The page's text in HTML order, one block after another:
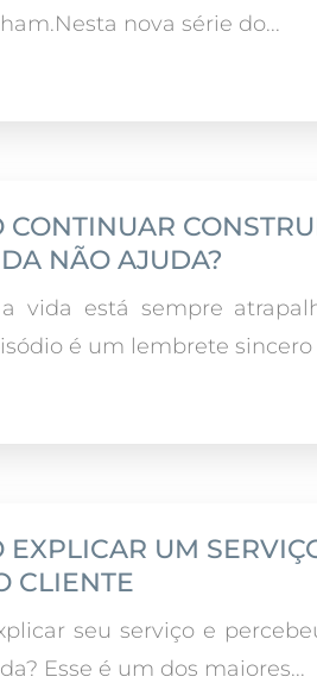
nova série do...
CONTINUAR
NÃO AJUDA?
vida está sempre
é um lembrete sincero
EXPLICAR UM
CLIENTE
seu serviço e
Esse é um dos maiores...